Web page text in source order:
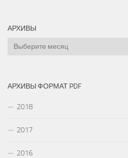
АРХИВЫ
Архивы
АРХИВЫ ФОРМАТ PDF
2018
2017
2016